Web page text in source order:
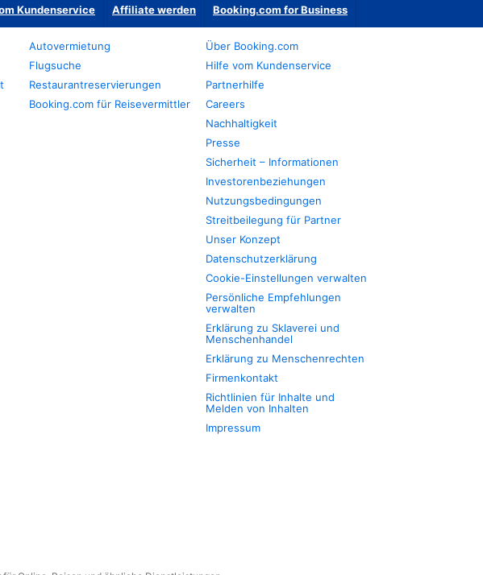
Kundenservice Affiliate werden Booking.com for Business
Autovermietung
Flugsuche
Restaurantreservierungen
Booking.com für Reisevermittler
Über Booking.com
Hilfe vom Kundenservice
Partnerhilfe
Careers
Nachhaltigkeit
Presse
Sicherheit – Informationen
Investorenbeziehungen
Nutzungsbedingungen
Streitbeilegung für Partner
Unser Konzept
Datenschutzerklärung
Cookie-Einstellungen verwalten
Persönliche Empfehlungen
verwalten
Erklärung zu Sklaverei und
Menschenhandel
Erklärung zu Menschenrechten
Firmenkontakt
Richtlinien für Inhalte und
Melden von Inhalten
Impressum